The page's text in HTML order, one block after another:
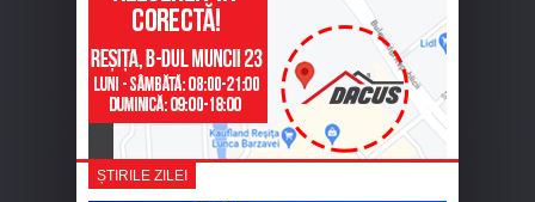
ȘTIRILE ZILEI